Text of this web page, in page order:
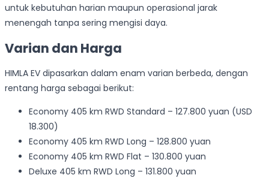
untuk kebutuhan harian maupun operasional jarak
menengah tanpa sering mengisi daya.
Varian dan Harga
HIMLA EV dipasarkan dalam enam varian berbeda, dengan
rentang harga sebagai berikut:
Economy 405 km RWD Standard – 127.800 yuan (USD
18.300)
Economy 405 km RWD Long – 128.800 yuan
Economy 405 km RWD Flat – 130.800 yuan
Deluxe 405 km RWD Long – 131.800 yuan